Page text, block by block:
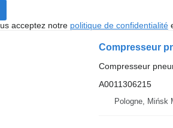
acceptez notre politique de confidentialité
Compresseur
A0011306215
Pologne, Mińsk